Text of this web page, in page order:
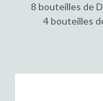
8 bouteilles de
4 bouteilles